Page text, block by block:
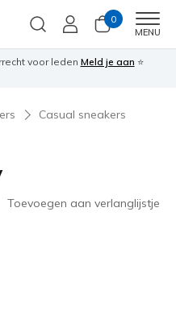
0
MENU
voor leden Meld je aan ⭐
Casual sneakers
Toevoegen aan verlanglijstje